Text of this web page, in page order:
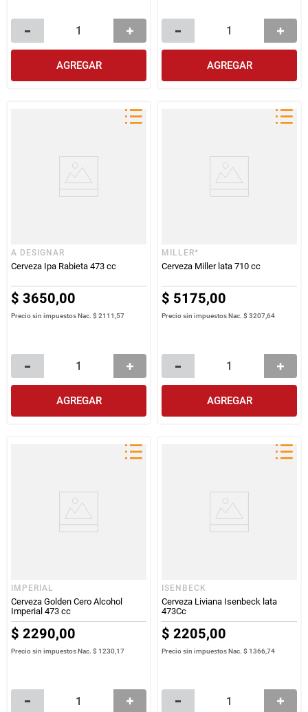
AGREGAR AGREGAR
A DESIGNAR
Cerveza Ipa Rabieta 473 cc
$ 3650,00
Precio sin impuestos Nac.$ 2111,57
AGREGAR
MILLER*
Cerveza Miller lata 710 cc
$ 5175,00
Precio sin impuestos Nac.$ 3207,64
AGREGAR
IMPERIAL
Cerveza Golden Cero Alcohol
Imperial 473 cc
$ 2290,00
Precio sin impuestos Nac.$ 1230,17
ISENBECK
Cerveza Liviana Isenbeck lata
473Cc
$ 2205,00
Precio sin impuestos Nac.$ 1366,74